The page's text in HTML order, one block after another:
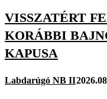
VISSZATÉRT
KORÁBBI
KAPUSA
Labdarúgó NB II